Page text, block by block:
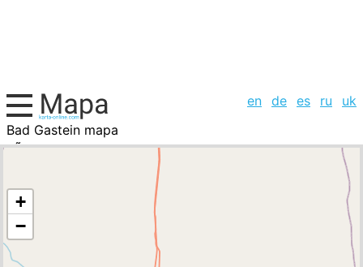
en de es ru
uk
Bad Gastein mapa
IrÃ¡n, la lista de ciudades
+
−